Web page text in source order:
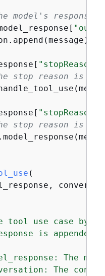
model's response
"stopReason"
stop reason is
"stopReason"
stop reason is
(
tool use case by
is appended
The
The